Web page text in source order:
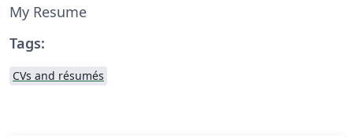
My Resume
Tags:
CVs and résumés